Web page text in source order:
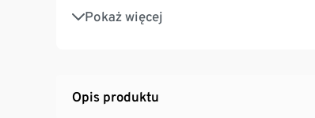
Pokaż więcej
Z przodu i z tyłu wewnątrz po 1
Na wielką podróż lub krótką wycieczkę
Opis produktu